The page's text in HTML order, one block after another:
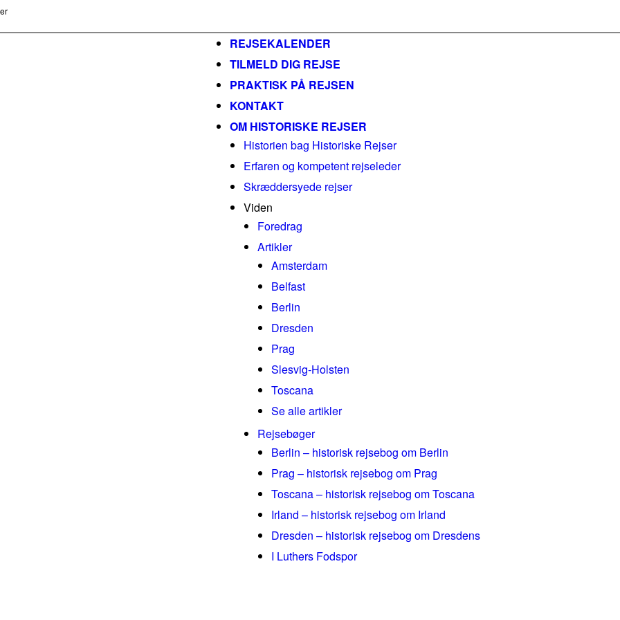
REJSEKALENDER
TILMELD DIG REJSE
PRAKTISK PÅ REJSEN
KONTAKT
OM HISTORISKE REJSER
Historien bag Historiske Rejser
Erfaren og kompetent rejseleder
Skræddersyede rejser
Viden
Foredrag
Artikler
Amsterdam
Belfast
Berlin
Dresden
Prag
Slesvig-Holsten
Toscana
Se alle artikler
Rejsebøger
Berlin – historisk rejsebog om Berlin
Prag – historisk rejsebog om Prag
Toscana – historisk rejsebog om Toscana
Irland – historisk rejsebog om Irland
Dresden – historisk rejsebog om Dresdens
I Luthers Fodspor